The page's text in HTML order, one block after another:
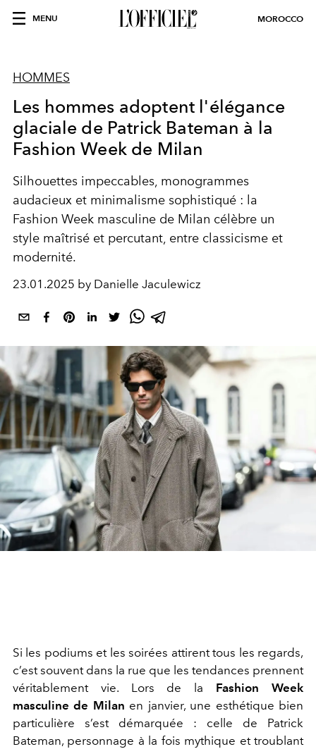
MENU MOROCCO
HOMMES
Les hommes adoptent l'élégance
glaciale de Patrick Bateman à la
Fashion Week de Milan
Silhouettes impeccables, monogrammes
audacieux et minimalisme sophistiqué : la
Fashion Week masculine de Milan célèbre un
style maîtrisé et percutant, entre classicisme et
modernité.
23.01.2025 by Danielle Jaculewicz
Si les podiums et les soirées attirent tous les regards,
c’est souvent dans la rue que les tendances prennent
véritablement vie. Lors de la Fashion Week
masculine de Milan en janvier, une esthétique bien
particulière s’est démarquée : celle de Patrick
Bateman, personnage à la fois mythique et troublant